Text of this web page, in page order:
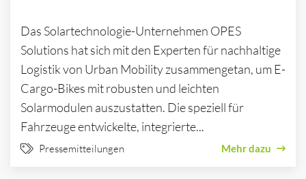
Das Solartechnologie-Unternehmen OPES
Solutions hat sich mit den Experten für nachhaltige
Logistik von Urban Mobility zusammengetan, um E-
Cargo-Bikes mit robusten und leichten
Solarmodulen auszustatten. Die speziell für
Fahrzeuge entwickelte, integrierte...
Pressemitteilungen Mehr dazu